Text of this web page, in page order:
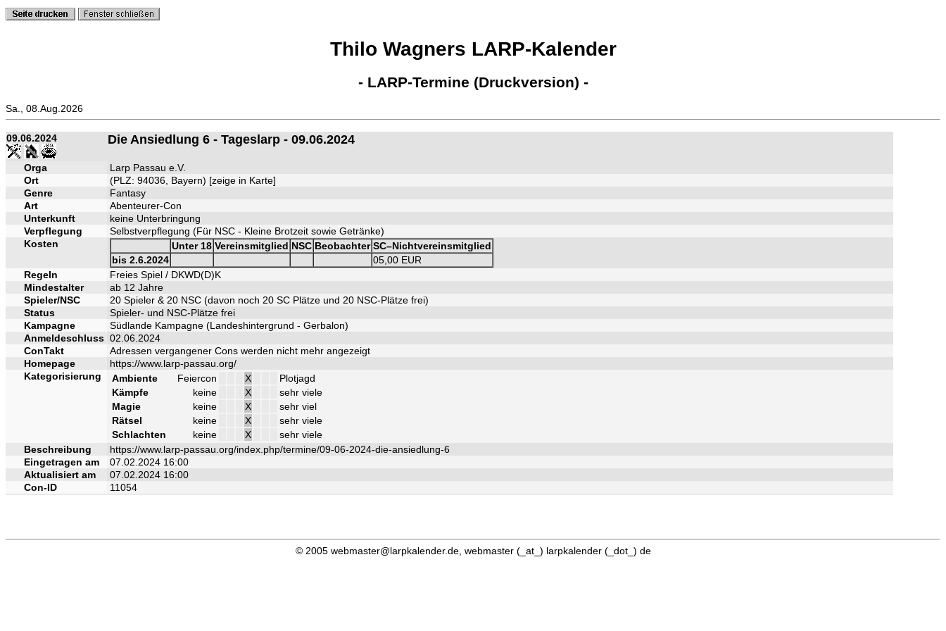
Thilo Wagners LARP-Kalender
- LARP-Termine (Druckversion) -
Sa., 08.Aug.2026
09.06.2024 Die Ansiedlung 6 - Tageslarp - 09.06.2024
Orga
Larp Passau e.V.
Ort
(PLZ: 94036, Bayern) [zeige in Karte]
Genre
Fantasy
Art
Abenteurer-Con
Unterkunft
keine Unterbringung
Verpflegung
Selbstverpflegung (Für NSC - Kleine Brotzeit sowie Getränke)
Kosten
Unter 18 Vereinsmitglied NSC Beobachter SC–Nichtvereinsmitglied
bis 2.6.2024
05,00 EUR
Regeln
Freies Spiel / DKWD(D)K
Mindestalter
ab 12 Jahre
Spieler/NSC
20 Spieler & 20 NSC (davon noch 20 SC Plätze und 20 NSC-Plätze frei)
Status
Spieler- und NSC-Plätze frei
Kampagne
Südlande Kampagne (Landeshintergrund - Gerbalon)
Anmeldeschluss 02.06.2024
ConTakt
Adressen vergangener Cons werden nicht mehr angezeigt
Homepage
https://www.larp-passau.org/
Kategorisierung
Ambiente Feiercon X
Plotjagd
Kämpfe
keine X
sehr viele
Magie
keine X
sehr viel
Rätsel
keine X
sehr viele
Schlachten
keine X
sehr viele
Beschreibung
https://www.larp-passau.org/index.php/termine/09-06-2024-die-ansiedlung-6
Eingetragen am
07.02.2024 16:00
Aktualisiert am
07.02.2024 16:00
Con-ID
11054
© 2005 webmaster@larpkalender.de, webmaster (_at_) larpkalender (_dot_) de